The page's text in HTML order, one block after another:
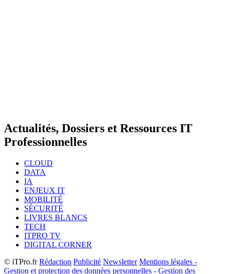
Actualités, Dossiers et Ressources IT
Professionnelles
CLOUD
DATA
IA
ENJEUX IT
MOBILITÉ
SÉCURITÉ
LIVRES BLANCS
TECH
ITPRO TV
DIGITAL CORNER
© iTPro.frRédaction Publicité Newsletter Mentions légales -
Gestion et protection des données personnelles - Gestion des